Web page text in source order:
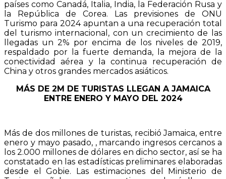
países como Canadá, Italia, India, la Federación Rusa y
la República de Corea. Las previsiones de ONU
Turismo para 2024 apuntan a una recuperación total
del turismo internacional, con un crecimiento de las
llegadas un 2% por encima de los niveles de 2019,
respaldado por la fuerte demanda, la mejora de la
conectividad aérea y la continua recuperación de
China y otros grandes mercados asiáticos.
MÁS DE 2M DE TURISTAS LLEGAN A JAMAICA
ENTRE ENERO Y MAYO DEL 2024
Más de dos millones de turistas, recibió Jamaica, entre
enero y mayo pasado, , marcando ingresos cercanos a
los 2.000 millones de dólares en dicho sector, así se ha
constatado en las estadísticas preliminares elaboradas
desde el Gobie. Las estimaciones del Ministerio de